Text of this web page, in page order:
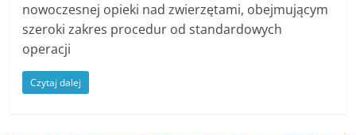
nowoczesnej opieki nad zwierzętami, obejmującym
szeroki zakres procedur od standardowych
operacji
Czytaj dalej